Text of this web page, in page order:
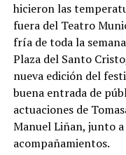
hicieron las
fuera del Teatro
fría de toda la
Plaza del Santo
nueva edición del
buena entrada de
actuaciones de
Manuel Liñan, junto
acompañamientos.